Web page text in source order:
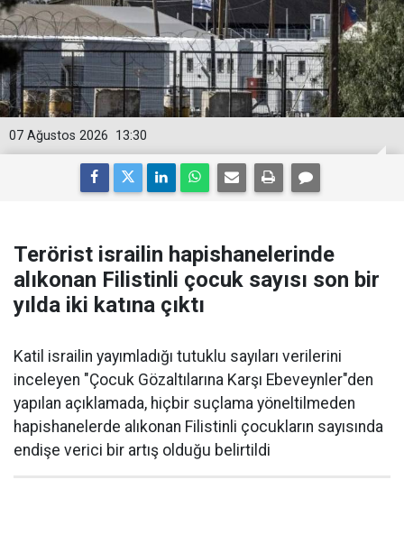
13:30
07 Ağustos 2026
Terörist israilin hapishanelerinde
alıkonan Filistinli çocuk sayısı son bir
yılda iki katına çıktı
Katil israilin yayımladığı tutuklu sayıları verilerini
inceleyen "Çocuk Gözaltılarına Karşı Ebeveynler"den
yapılan açıklamada, hiçbir suçlama yöneltilmeden
hapishanelerde alıkonan Filistinli çocukların sayısında
endişe verici bir artış olduğu belirtildi